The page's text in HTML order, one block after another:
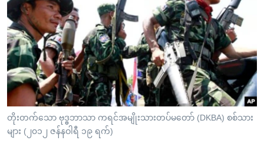
ကျော်
ကြည့်
ရန်
ပင်မ
အ
စာမျက်နှာ
သို့
အစ္စရေး-ပါလက်စတိုင်း
အင်္ဂလိပ်စာလေ့လာမယ်
အမေရိကန်သုံးအီဒီယံ
မကြေးမုံရဲ့ အင်္ဂလိပ်စာ
ရုပ်ရှင်ထဲက အင်္ဂလိပ်စာ
သုတပဒေသာ အင်္ဂလိပ်စာ
အပတ်စဉ်ကဏ္ဍများ
ရေဒီယို
တီဗွီ
ရေဒီယိုနှင့်ရုပ်သံ အချက်အလက်များ
ရေဒီယို/တီဗွီအစီအစဉ်
Learning English
ဗွီအိုအေ လူမှုကွန်ယက်များ
တိုးတက်သော ဗုဒ္ဓဘာသာ ကရင်အမျိုးသားတပ်မတော် (DKBA) စစ်သား
များ (၂၀၁၂ ဇန်နဝါရီ ၁၉ ရက်)